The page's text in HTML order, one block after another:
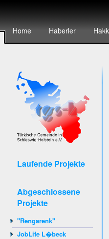
Home Haberler
Laufende Projekte
Abgeschlossene
Projekte
"Rengarenk"
JobLife L�beck